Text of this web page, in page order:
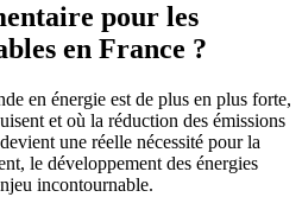
pour les
en France ?
en énergie est de plus en plus forte,
et où la réduction des émissions
une réelle nécessité pour la
le développement des énergies
incontournable.